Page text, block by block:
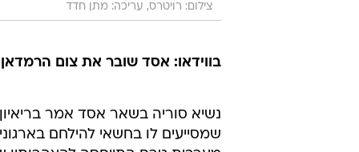
צילום: רויטרס, עריכה: מתן חדד
בווידאו: אסד שובר את צום
נשיא סוריה בשאר אסד אמר בריאיון
שמסייעים לו בחשאי להילחם